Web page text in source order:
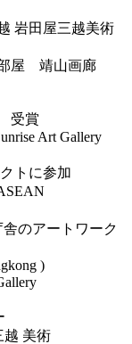
岩田屋三越美術
屋 靖山画廊
受賞
Art Gallery
トに参加
のアートワーク
)
越 美術